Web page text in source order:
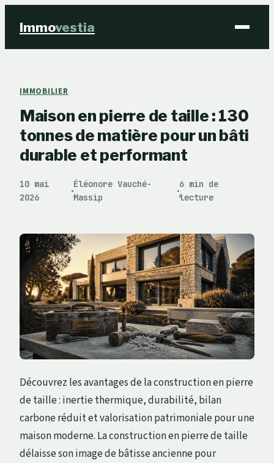
Immovestia
Immobilier
Business
Éducation & Emploi
IMMOBILIER
Maison en pierre de taille : 130
tonnes de matière pour un bâti
durable et performant
10 mai
2026
·
Éléonore Vauché-
Massip
·
6 min de
lecture
Découvrez les avantages de la construction en pierre
de taille : inertie thermique, durabilité, bilan
carbone réduit et valorisation patrimoniale pour une
maison moderne. La construction en pierre de taille
délaisse son image de bâtisse ancienne pour